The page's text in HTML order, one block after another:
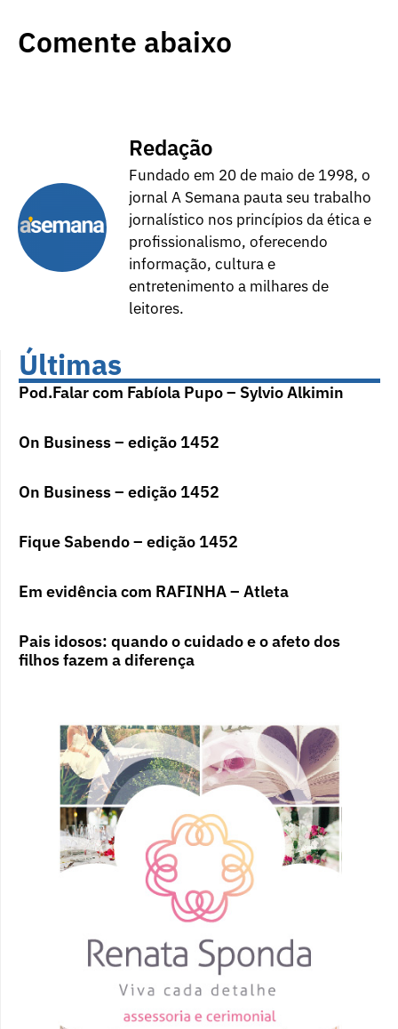
Comente abaixo
Redação
Fundado em 20 de maio de 1998, o
jornal A Semana pauta seu trabalho
jornalístico nos princípios da ética e
profissionalismo, oferecendo
informação, cultura e
entretenimento a milhares de
leitores.
Últimas
Pod.Falar com Fabíola Pupo – Sylvio Alkimin
On Business – edição 1452
On Business – edição 1452
Fique Sabendo – edição 1452
Em evidência com RAFINHA – Atleta
Pais idosos: quando o cuidado e o afeto dos
filhos fazem a diferença